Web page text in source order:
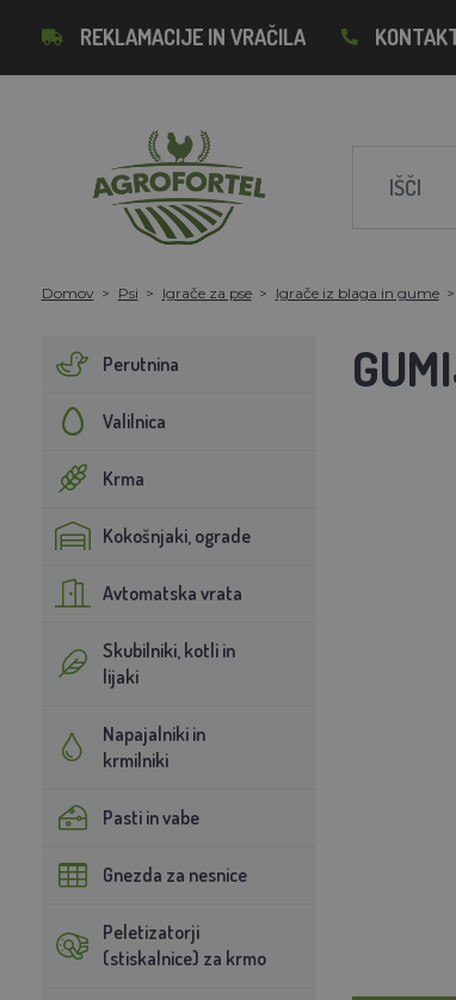
REKLAMACIJE IN VRAČILA
Domov Psi Igrače za pse Igrače iz blaga in gume
Perutnina
Valilnica
Krma
Kokošnjaki, ograde
Avtomatska vrata
Skubilniki, kotli in
lijaki
Napajalniki in
krmilniki
Pasti in vabe
Gnezda za nesnice
Peletizatorji
(stiskalnice) za krmo